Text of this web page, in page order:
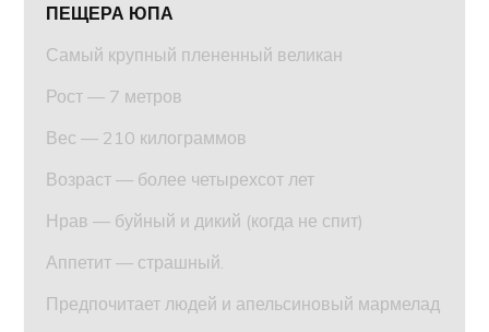
ПЕЩЕРА ЮПА
Самый крупный плененный великан
Рост — 7 метров
Вес — 210 килограммов
Возраст — более четырехсот лет
Нрав — буйный и дикий (когда не спит)
Аппетит — страшный.
Предпочитает людей и апельсиновый мармелад